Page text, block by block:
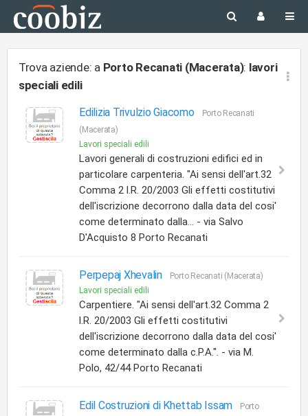
Trova aziende: a Porto Recanati (Macerata): lavori
speciali edili
Edilizia Trivulzio Giacomo
Porto Recanati
(Macerata)
Lavori speciali edili
Lavori generali di costruzioni edifici ed in
particolare carpenteria. "Ai sensi dell'art.32
Comma 2 l.R. 20/2003 Gli effetti costitutivi
dell'iscrizione decorrono dalla data del cosi'
come determinato dalla... - via Salvo
D'Acquisto 8 Porto Recanati
Perpepaj Xhevalin
Porto Recanati (Macerata)
Lavori speciali edili
Carpentiere. "Ai sensi dell'art.32 Comma 2
l.R. 20/2003 Gli effetti costitutivi
dell'iscrizione decorrono dalla data del cosi'
come determinato dalla c.P.A.". - via M.
Polo, 42/44 Porto Recanati
Edil Costruzioni di Khettab Issam
Porto